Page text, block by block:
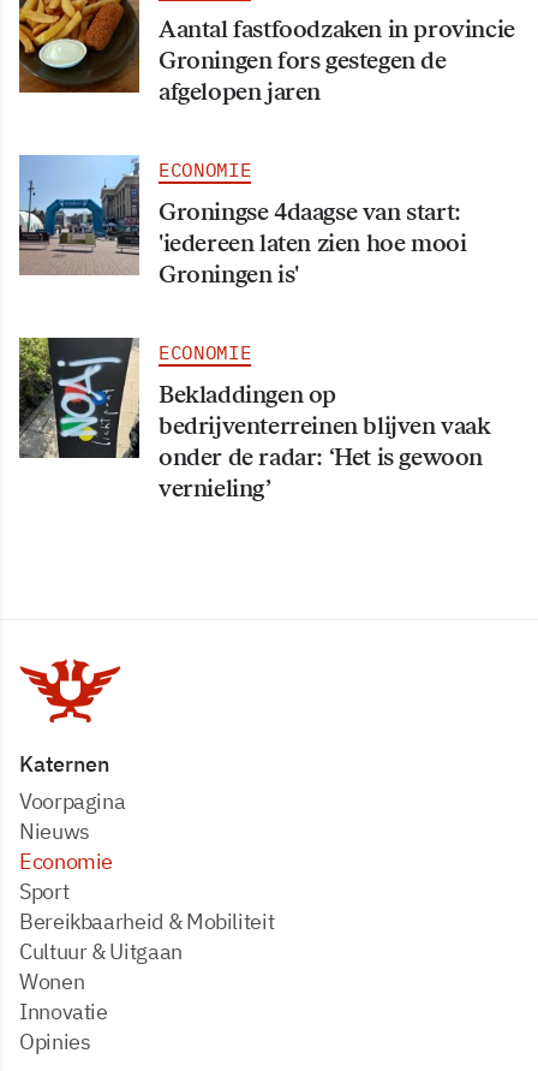
Aantal fastfoodzaken in provincie
Groningen fors gestegen de
afgelopen jaren
ECONOMIE
Groningse 4daagse van start:
'iedereen laten zien hoe mooi
Groningen is'
ECONOMIE
Bekladdingen op
bedrijventerreinen blijven vaak
onder de radar: ‘Het is gewoon
vernieling’
Katernen
Voorpagina
Nieuws
Economie
Sport
Bereikbaarheid & Mobiliteit
Cultuur & Uitgaan
Wonen
Innovatie
Opinies